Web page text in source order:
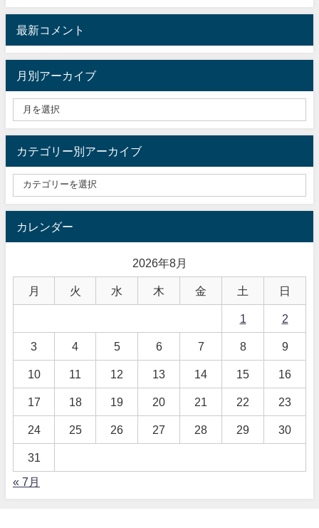
最新コメント
月別アーカイブ
カテゴリー別アーカイブ
カレンダー
2026年8月
月 火 水 木 金 土 日
1 2
3 4 5 6 7 8 9
10 11 12 13 14 15 16
17 18 19 20 21 22 23
24 25 26 27 28 29 30
31
« 7月